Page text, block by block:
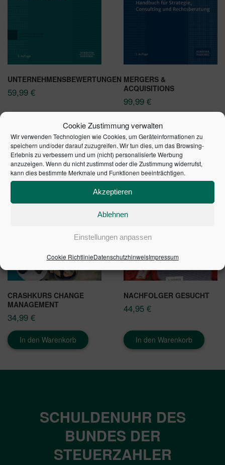
Cookie Zustimmung verwalten
Wir verwenden Technologien wie Cookies, um Geräteinformationen zu
speichern und/oder darauf zuzugreifen. Wir tun dies, um das Browsing-
Erlebnis zu verbessern und um (nicht) personalisierte Werbung
anzuzeigen. Wenn du nicht zustimmst oder die Zustimmung widerrufst,
kann dies bestimmte Merkmale und Funktionen beeinträchtigen.
Akzeptieren
Ablehnen
Einstellungen anpassen
Cookie RichtlinieDatenschutzhinweisImpressum
UNTERNEHMENSBEWERTUNGEN
59,99 €
In den Warenkorb
MERGERS &
ACQUISITIONS
99,99 €
In den Warenkorb
CRASHKURS CHANGE
MANAGEMENT
34,99 €
In den Warenkorb
NACHFOLGER GESUCHT
44,95 €
In den Warenkorb
SCHULDENUHR DES
BUNDES DER
STEUERZAHLER